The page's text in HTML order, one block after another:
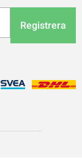
Registrera